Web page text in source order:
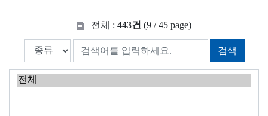
전체 : 443건 (9 / 45 page)
검색